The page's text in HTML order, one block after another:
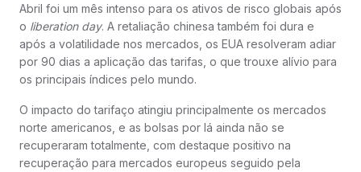
Abril foi um mês intenso para os ativos de risco globais após
o liberation day. A retaliação chinesa também foi dura e
após a volatilidade nos mercados, os EUA resolveram adiar
por 90 dias a aplicação das tarifas, o que trouxe alívio para
os principais índices pelo mundo.
O impacto do tarifaço atingiu principalmente os mercados
norte americanos, e as bolsas por lá ainda não se
recuperaram totalmente, com destaque positivo na
recuperação para mercados europeus seguido pela